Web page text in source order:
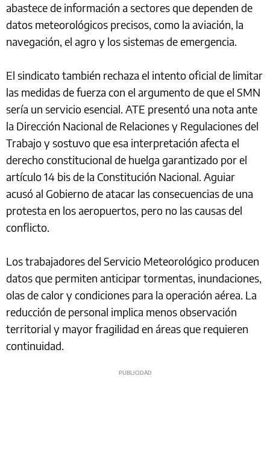
abastece de información a sectores que dependen de
datos meteorológicos precisos, como la aviación, la
navegación, el agro y los sistemas de emergencia.
El sindicato también rechaza el intento oficial de limitar
las medidas de fuerza con el argumento de que el SMN
sería un servicio esencial. ATE presentó una nota ante
la Dirección Nacional de Relaciones y Regulaciones del
Trabajo y sostuvo que esa interpretación afecta el
derecho constitucional de huelga garantizado por el
artículo 14 bis de la Constitución Nacional. Aguiar
acusó al Gobierno de atacar las consecuencias de una
protesta en los aeropuertos, pero no las causas del
conflicto.
Los trabajadores del Servicio Meteorológico producen
datos que permiten anticipar tormentas, inundaciones,
olas de calor y condiciones para la operación aérea. La
reducción de personal implica menos observación
territorial y mayor fragilidad en áreas que requieren
continuidad.